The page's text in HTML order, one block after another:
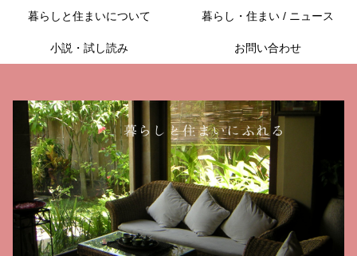
暮らしと住まいについて 暮らし・住まい / ニュース
小説・試し読み お問い合わせ